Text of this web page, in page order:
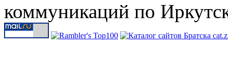
коммуникаций по